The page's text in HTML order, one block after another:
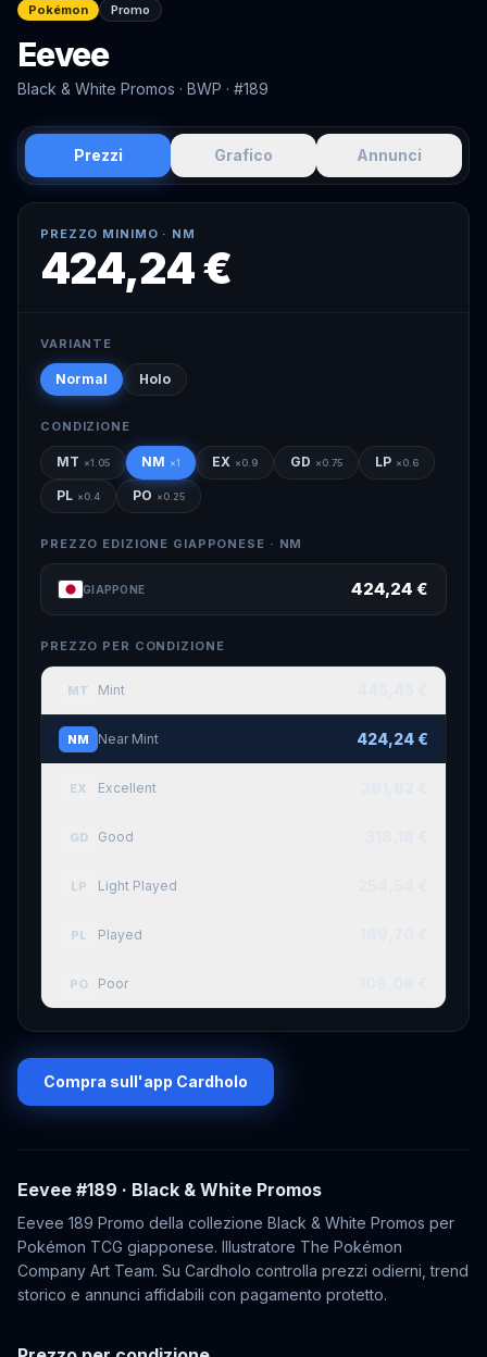
Pokémon Promo
Eevee
Black & White Promos · BWP · #189
Prezzi Grafico Annunci
PREZZO MINIMO · NM
424,24 €
VARIANTE
Normal Holo
CONDIZIONE
MT ×1.05 NM ×1 EX ×0.9 GD ×0.75 LP ×0.6
PL ×0.4 PO ×0.25
PREZZO EDIZIONE GIAPPONESE · NM
GIAPPONE 424,24 €
PREZZO PER CONDIZIONE
MT Mint
NM Near Mint 424,24 €
EX Excellent
GD Good
LP Light Played
PL Played
PO Poor
Compra sull'app Cardholo
Eevee #189 · Black & White Promos
Eevee 189 Promo della collezione Black & White Promos per
Pokémon TCG giapponese. Illustratore The Pokémon
Company Art Team. Su Cardholo controlla prezzi odierni, trend
storico e annunci affidabili con pagamento protetto.